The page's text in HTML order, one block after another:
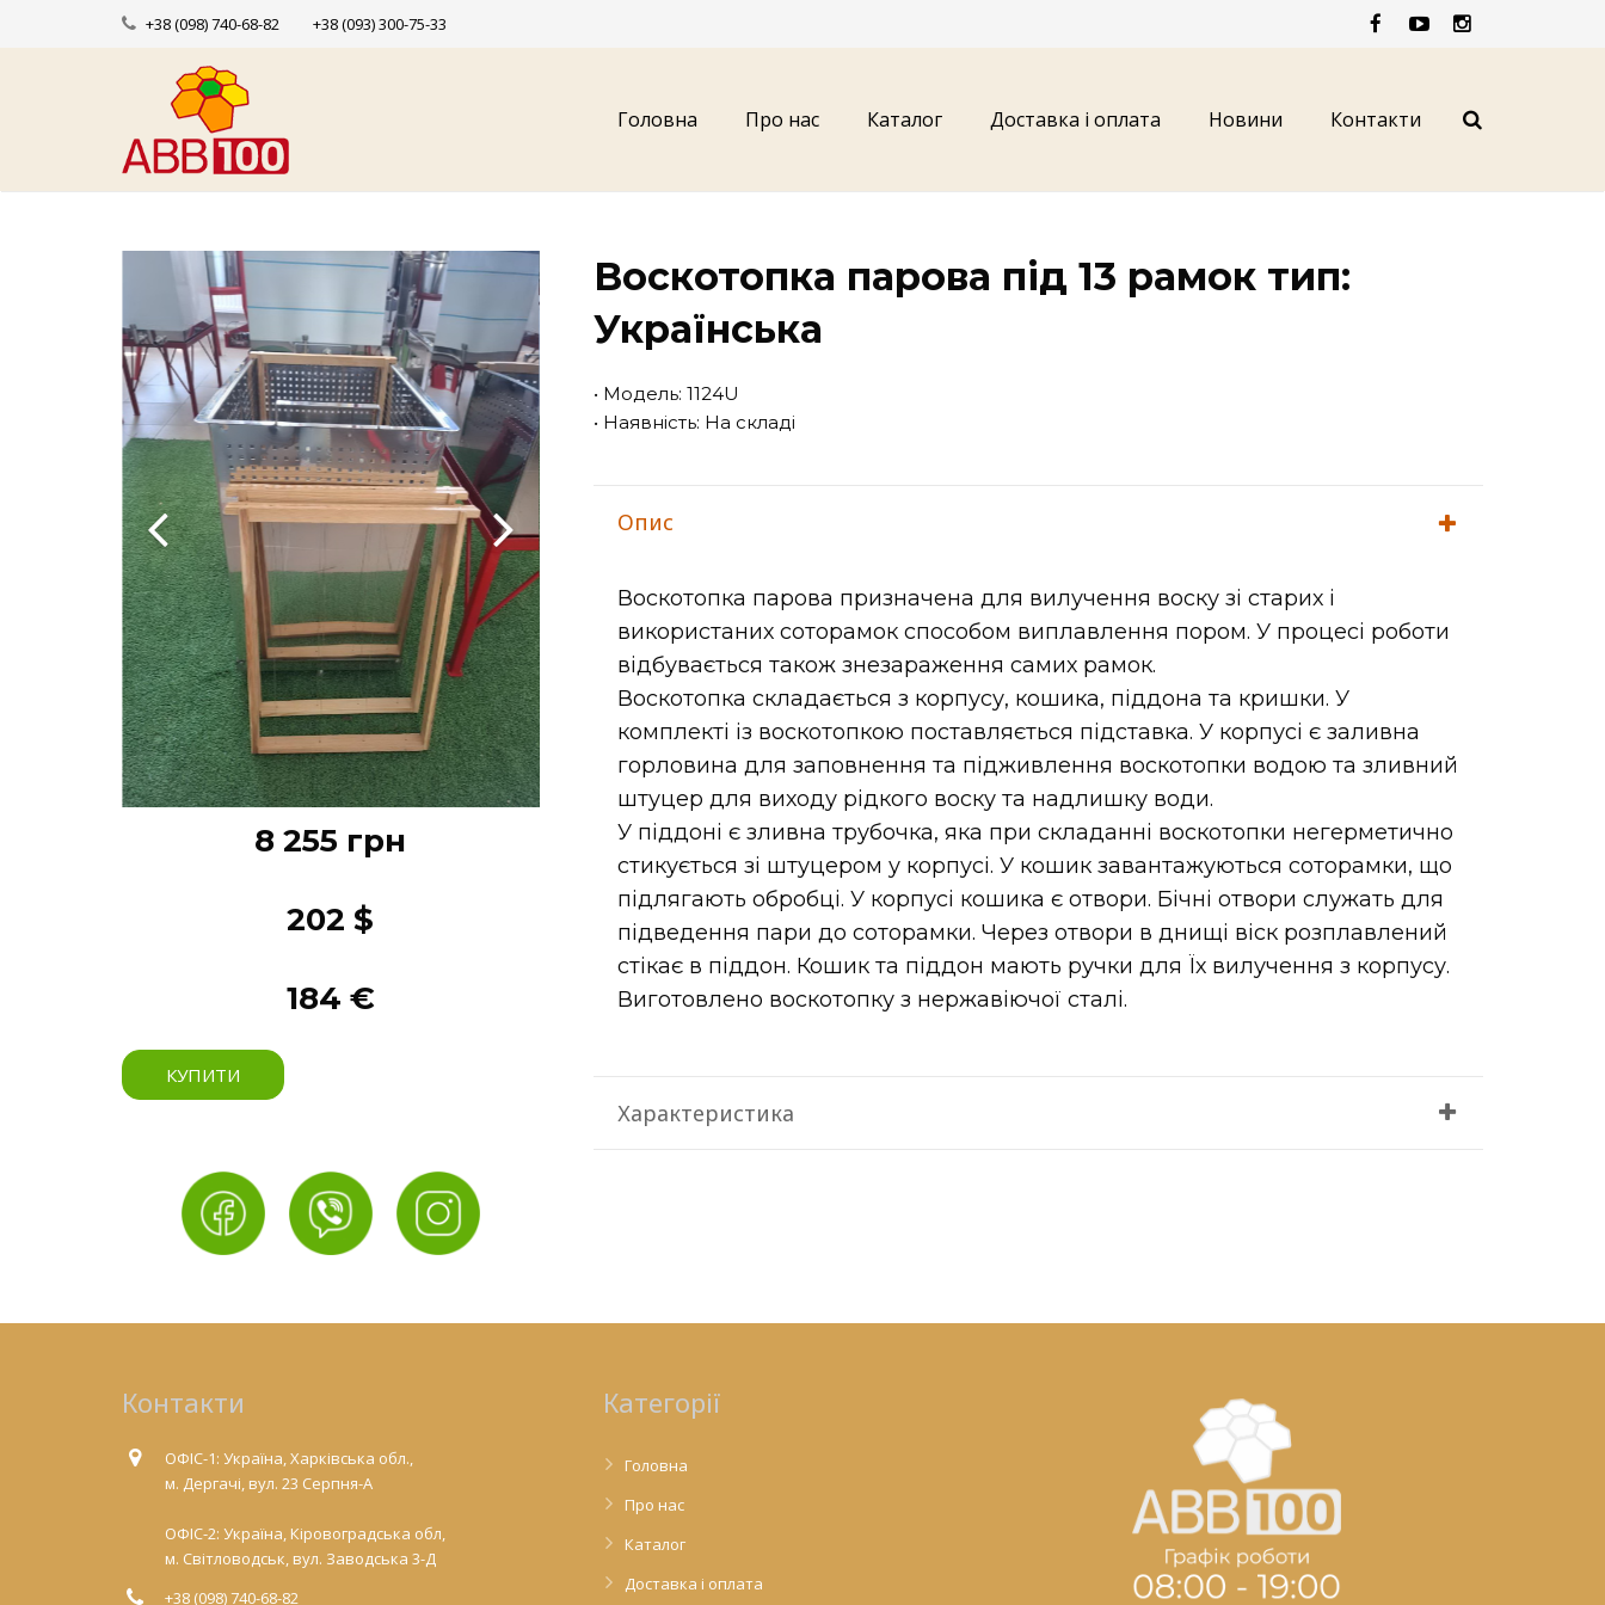
+38 (098) 740-68-82 +38 (093) 300-75-33
Головна Про нас Каталог Доставка і оплата Новини Контакти
8 255 грн
202 $
184 €
КУПИТИ
Воскотопка парова під 13 рамок тип:
Українська
• Модель: 1124U
• Наявність: На складі
Опис
Воскотопка парова призначена для вилучення воску зі старих і
використаних соторамок способом виплавлення пором. У процесі роботи
відбувається також знезараження самих рамок.
Воскотопка складається з корпусу, кошика, піддона та кришки. У
комплекті із воскотопкою поставляється підставка. У корпусі є заливна
горловина для заповнення та підживлення воскотопки водою та зливний
штуцер для виходу рідкого воску та надлишку води.
У піддоні є зливна трубочка, яка при складанні воскотопки негерметично
стикується зі штуцером у корпусі. У кошик завантажуються соторамки, що
підлягають обробці. У корпусі кошика є отвори. Бічні отвори служать для
підведення пари до соторамки. Через отвори в днищі віск розплавлений
стікає в піддон. Кошик та піддон мають ручки для Їх вилучення з корпусу.
Виготовлено воскотопку з нержавіючої сталі.
Характеристика
Контакти
ОФІС-1: Україна, Харківська обл.,
м. Дергачі, вул. 23 Серпня-А
ОФІС-2: Україна, Кіровоградська обл,
м. Світловодськ, вул. Заводська 3-Д
+38 (098) 740-68-82
Категорії
Головна
Про нас
Каталог
Доставка і оплата